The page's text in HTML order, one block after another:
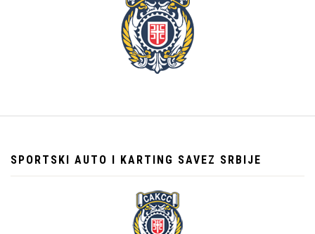
SPORTSKI AUTO I KARTING SAVEZ SRBIJE